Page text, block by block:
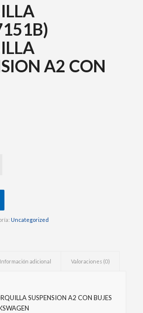
A2 CON
Uncategorized
Información adicional Valoraciones (0)
SUSPENSION A2 CON BUJES